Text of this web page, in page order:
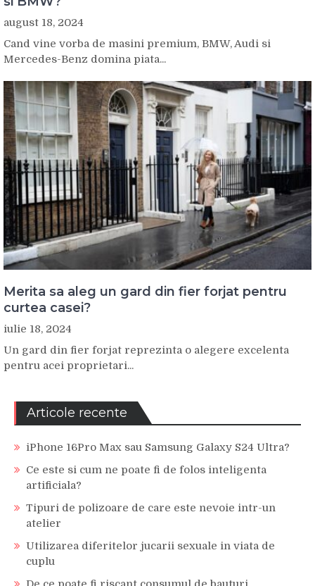
august 18, 2024
Cand vine vorba de masini premium, BMW, Audi si
Mercedes-Benz domina piata...
Merita sa aleg un gard din fier forjat pentru
curtea casei?
iulie 18, 2024
Un gard din fier forjat reprezinta o alegere excelenta
pentru acei proprietari...
Articole recente
iPhone 16Pro Max sau Samsung Galaxy S24 Ultra?
Ce este si cum ne poate fi de folos inteligenta
artificiala?
Tipuri de polizoare de care este nevoie intr-un
atelier
Utilizarea diferitelor jucarii sexuale in viata de
cuplu